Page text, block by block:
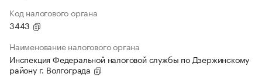
Код налогового органа
3443
Наименование налогового органа
Инспекция Федеральной налоговой службы по Дзержинскому
району г. Волгограда